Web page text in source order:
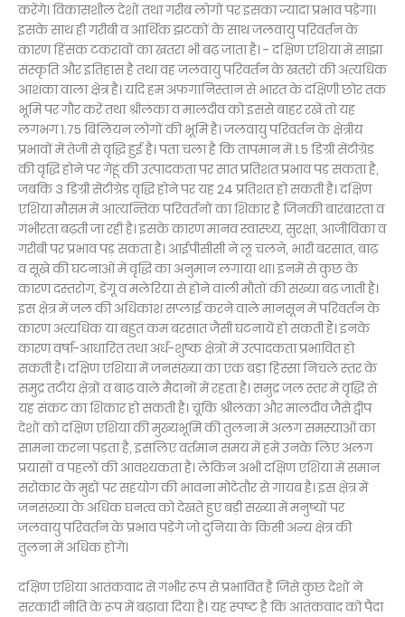
करेंगे। विकासशील देशों तथा गरीब लोगों पर इसका ज्यादा प्रभाव पड़ेगा।
इसके साथ ही गरीबी व आर्थिक झटकों के साथ जलवायु परिवर्तन के
कारण हिंसक टकरावों का खतरा भी बढ़ जाता है। - दक्षिण एशिया में साझा
संस्कृति और इतिहास है तथा वह जलवायु परिवर्तन के खतरों की अत्यधिक
आशंका वाला क्षेत्र है। यदि हम अफगानिस्तान से भारत के दक्षिणी छोर तक
भूमि पर गौर करें तथा श्रीलंका व मालदीव को इससे बाहर रखें तो यह
लगभग 1.75 बिलियन लोगों की भूमि है। जलवायु परिवर्तन के क्षेत्रीय
प्रभावों में तेजी से वृद्धि हुई है। पता चला है कि तापमान में 1.5 डिग्री सेंटीग्रेड
की वृद्धि होने पर गेंहूं की उत्पादकता पर सात प्रतिशत प्रभाव पड़ सकता है,
जबकि 3 डिग्री सेंटीग्रेड वृद्धि होने पर यह 24 प्रतिशत हो सकती है। दक्षिण
एशिया मौसम में आत्यन्तिक परिवर्तनों का शिकार है जिनकी बारंबारता व
गंभीरता बढ़ती जा रही है। इसके कारण मानव स्वास्थ्य, सुरक्षा, आजीविका व
गरीबी पर प्रभाव पड़ सकता है। आईपीसीसी ने लू चलने, भारी बरसात, बाढ़
व सूखे की घटनाओं में वृद्धि का अनुमान लगाया था। इनमें से कुछ के
कारण दस्तरोग, डेंगू व मलेरिया से होने वाली मौतों की संख्या बढ़ जाती है।
इस क्षेत्र में जल की अधिकांश सप्लाई करने वाले मानसून में परिवर्तन के
कारण अत्यधिक या बहुत कम बरसात जैसी घटनायें हो सकती हैं। इनके
कारण वर्षा-आधारित तथा अर्ध-शुष्क क्षेत्रों में उत्पादकता प्रभावित हो
सकती है। दक्षिण एशिया में जनसंख्या का एक बड़ा हिस्सा निचले स्तर के
समुद्र तटीय क्षेत्रों व बाढ़ वाले मैदानों में रहता है। समुद्र जल स्तर में वृद्धि से
यह संकट का शिकार हो सकती है। चूंकि श्रीलंका और मालदीव जैसे द्वीप
देशों को दक्षिण एशिया की मुख्यभूमि की तुलना में अलग समस्याओं का
सामना करना पड़ता है, इसलिए वर्तमान समय में हमें उनके लिए अलग
प्रयासों व पहलों की आवश्यकता है। लेकिन अभी दक्षिण एशिया में समान
सरोकार के मुद्दों पर सहयोग की भावना मोटेतौर से गायब है। इस क्षेत्र में
जनसंख्या के अधिक घनत्व को देखते हुए बड़ी संख्या में मनुष्यों पर
जलवायु परिवर्तन के प्रभाव पड़ेंगे जो दुनिया के किसी अन्य क्षेत्र की
तुलना में अधिक होंगे।
दक्षिण एशिया आतंकवाद से गंभीर रूप से प्रभावित है जिसे कुछ देशों ने
सरकारी नीति के रूप में बढ़ावा दिया है। यह स्पष्ट है कि आतंकवाद को पैदा